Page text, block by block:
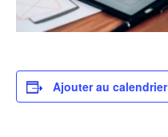
Ajouter au calendrier